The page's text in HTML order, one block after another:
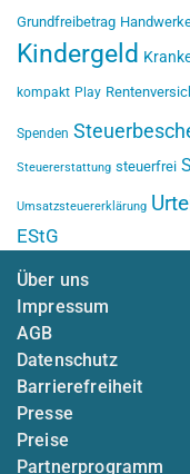
Grundfreibetrag
Kindergeld
kompakt Play
Spenden
Steuererstattung steuerfrei
Umsatzsteuererklärung
EStG
Über uns
Impressum
AGB
Datenschutz
Barrierefreiheit
Presse
Preise
Partnerprogramm